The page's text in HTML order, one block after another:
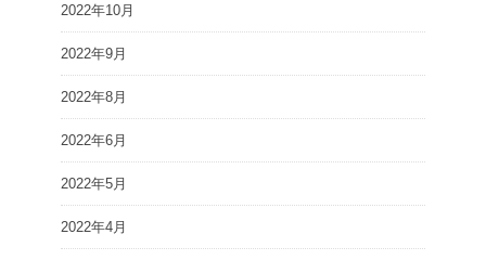
2022年10月
2022年9月
2022年8月
2022年6月
2022年5月
2022年4月